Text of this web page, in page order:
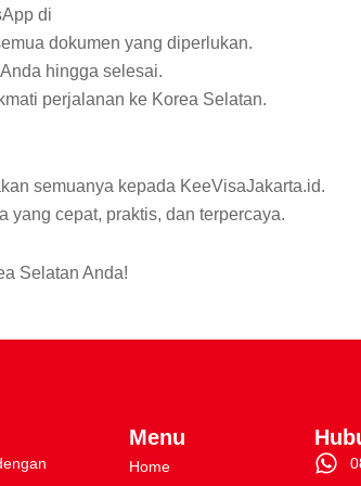
di
dokumen yang diperlukan.
hingga selesai.
perjalanan ke Korea Selatan.
semuanya kepada KeeVisaJakarta.id.
yang cepat, praktis, dan terpercaya.
Selatan Anda!
Menu
Home